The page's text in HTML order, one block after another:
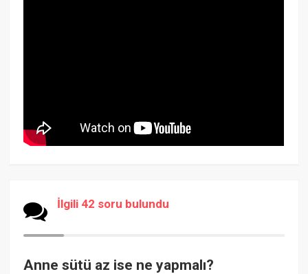
İlgili 42 soru bulundu
Anne sütü az ise ne yapmalı?